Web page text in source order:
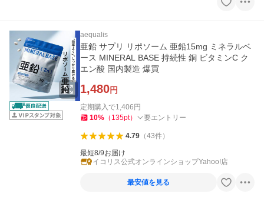
aequalis
亜鉛 サプリ リポソーム 亜鉛15mg ミネラルベ
ース MINERAL BASE 持続性 銅 ビタミンC ク
エン酸 国内製造 爆買
1,480円
定期購入で1,406 円
10% （ 135pt） 要エントリー
4.79（43件）
最短8/9お届け
イコリス公式オンラインショップYahoo!店
最安値を見る